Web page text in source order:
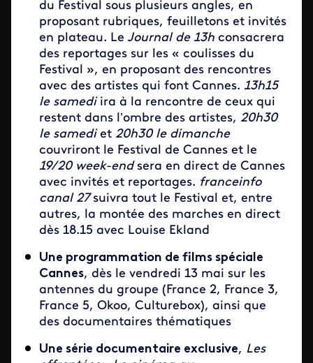
du Festival sous plusieurs angles, en
proposant rubriques, feuilletons et invités
en plateau. Le Journal de 13h consacrera
des reportages sur les « coulisses du
Festival », en proposant des rencontres
avec des artistes qui font Cannes. 13h15
le samediira à la rencontre de ceux qui
restent dans l’ombre des artistes, 20h30
le samediet 20h30 le dimanche
couvriront le Festival de Cannes et le
19/20 week-endsera en direct de Cannes
avec invités et reportages. franceinfo
canal 27suivra tout le Festival et, entre
autres, la montée des marches en direct
dès 18.15 avec Louise Ekland
Une programmation de films spéciale
Cannes, dès le vendredi 13 mai sur les
antennes du groupe (France 2, France 3,
France 5, Okoo, Culturebox), ainsi que
des documentaires thématiques
Une série documentaire exclusive, Les